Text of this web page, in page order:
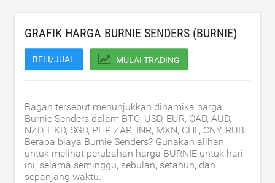
GRAFIK HARGA BURNIE SENDERS (BURNIE)
BELI/JUAL MULAI TRADING
Bagan tersebut menunjukkan dinamika harga
Burnie Senders dalam BTC, USD, EUR, CAD, AUD,
NZD, HKD, SGD, PHP, ZAR, INR, MXN, CHF, CNY, RUB.
Berapa biaya Burnie Senders? Gunakan alihan
untuk melihat perubahan harga BURNIE untuk hari
ini, selama seminggu, sebulan, setahun, dan
sepanjang waktu.